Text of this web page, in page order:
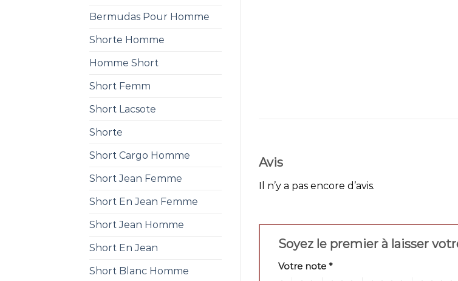
Bermudas Pour Homme
Shorte Homme
Homme Short
Short Femm
Short Lacsote
Shorte
Short Cargo Homme
Short Jean Femme
Short En Jean Femme
Short Jean Homme
Short En Jean
Short Blanc Homme
Avis
Il n’y a pas encore d’avis.
Soyez le premier à laisser
Votre note *